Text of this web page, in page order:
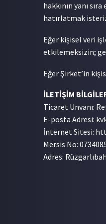
hakkının yanı
hatırlatmak
Eğer kişisel veri
etkilemeksizin;
Eğer Şirket’in
İLETİŞİM
Ticaret Unvanı:
E-posta Adresi:
İnternet Sitesi:
Mersis No:
Adres: